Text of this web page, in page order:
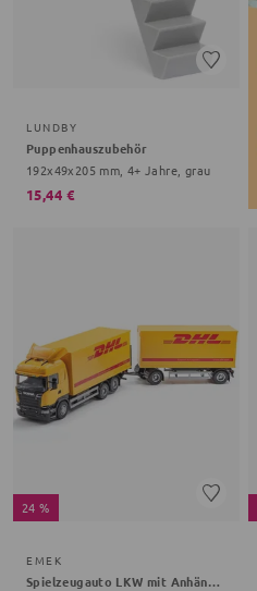
LUNDBY
Puppenhauszubehör
192x49x205 mm, 4+ Jahre, grau
15,44 €
24 %
EMEK
Spielzeugauto LKW mit Anhänger